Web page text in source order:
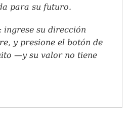
para su futuro.
ingrese su dirección
y presione el botón de
—y su valor no tiene